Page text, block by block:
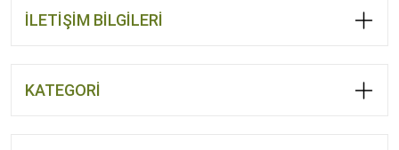
İLETİŞİM BİLGİLERİ
KATEGORİ